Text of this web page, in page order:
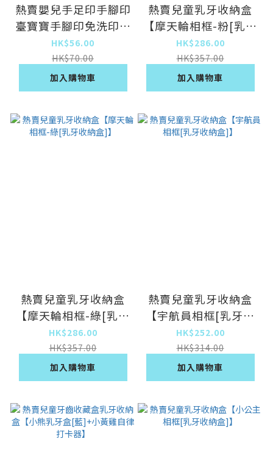
熱賣嬰兒手足印手腳印
臺寶寶手腳印免洗印油
不用洗手腳 初生嬰兒
紀念手腳印泥套裝 (非
接觸∕免清洗) (黑色)
(一件裝)
HK$56.00
HK$70.00
加入購物車
熱賣兒童乳牙收納盒
【摩天輪相框-粉[乳牙
納盒]】
HK$286.00
HK$357.00
加入購物車
熱賣兒童乳牙收納盒
【摩天輪相框-綠[乳牙
收納盒]】
HK$286.00
HK$357.00
加入購物車
熱賣兒童乳牙收納盒
【宇航員相框[乳牙收
納盒]】
HK$252.00
HK$314.00
加入購物車